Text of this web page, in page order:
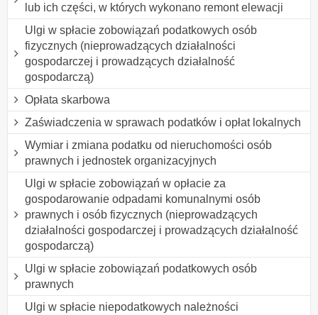
lub ich części, w których wykonano remont elewacji
Ulgi w spłacie zobowiązań podatkowych osób
fizycznych (nieprowadzących działalności
gospodarczej i prowadzących działalność
gospodarczą)
Opłata skarbowa
Zaświadczenia w sprawach podatków i opłat lokalnych
Wymiar i zmiana podatku od nieruchomości osób
prawnych i jednostek organizacyjnych
Ulgi w spłacie zobowiązań w opłacie za
gospodarowanie odpadami komunalnymi osób
prawnych i osób fizycznych (nieprowadzących
działalności gospodarczej i prowadzących działalność
gospodarczą)
Ulgi w spłacie zobowiązań podatkowych osób
prawnych
Ulgi w spłacie niepodatkowych należności